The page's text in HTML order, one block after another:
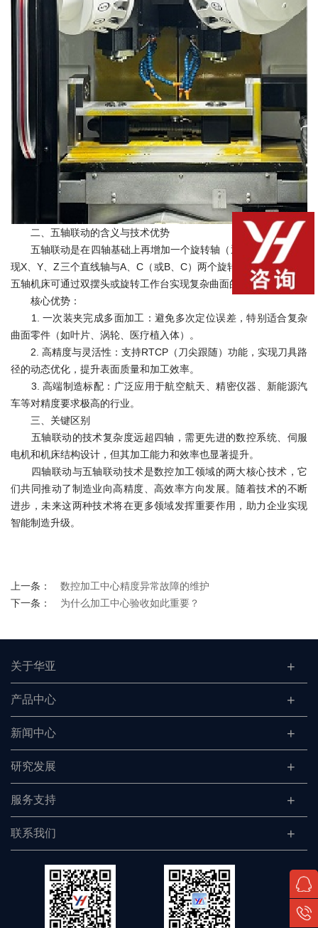
二、五轴联动的含义与技术优势
五轴联动是在四轴基础上再增加一个旋转轴（通常为C轴），实
现X、Y、Z三个直线轴与A、C（或B、C）两个旋转轴的协同控制。
五轴机床可通过双摆头或旋转工作台实现复杂曲面的高精度加工。
核心优势：
1. 一次装夹完成多面加工：避免多次定位误差，特别适合复杂
曲面零件（如叶片、涡轮、医疗植入体）。
2. 高精度与灵活性：支持RTCP（刀尖跟随）功能，实现刀具路
径的动态优化，提升表面质量和加工效率。
3. 高端制造标配：广泛应用于航空航天、精密仪器、新能源汽
车等对精度要求极高的行业。
三、关键区别
五轴联动的技术复杂度远超四轴，需更先进的数控系统、伺服
电机和机床结构设计，但其加工能力和效率也显著提升。
四轴联动与五轴联动技术是数控加工领域的两大核心技术，它
们共同推动了制造业向高精度、高效率方向发展。随着技术的不断
进步，未来这两种技术将在更多领域发挥重要作用，助力企业实现
智能制造升级。
上一条：
数控加工中心精度异常故障的维护
下一条：
为什么加工中心验收如此重要？
关于华亚
产品中心
新闻中心
研究发展
服务支持
联系我们